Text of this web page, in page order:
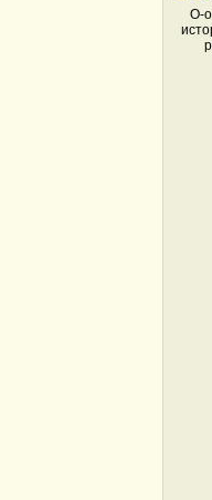
О-